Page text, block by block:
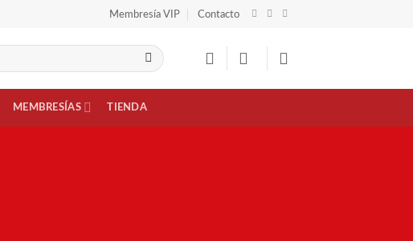
Membresía VIP Contacto
MEMBRESÍAS TIENDA